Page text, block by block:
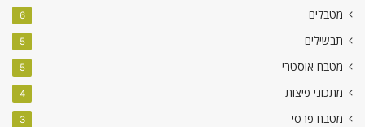
מטבלים 6
תבשילים 5
מטבח אוסטרי 5
מתכוני פיצות 4
מטבח פרסי 3